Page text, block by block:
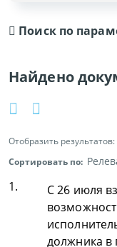
Поиск по
Найдено
Отобразить результатов:
Сортировать по:
1.
С 26 июля
должника в